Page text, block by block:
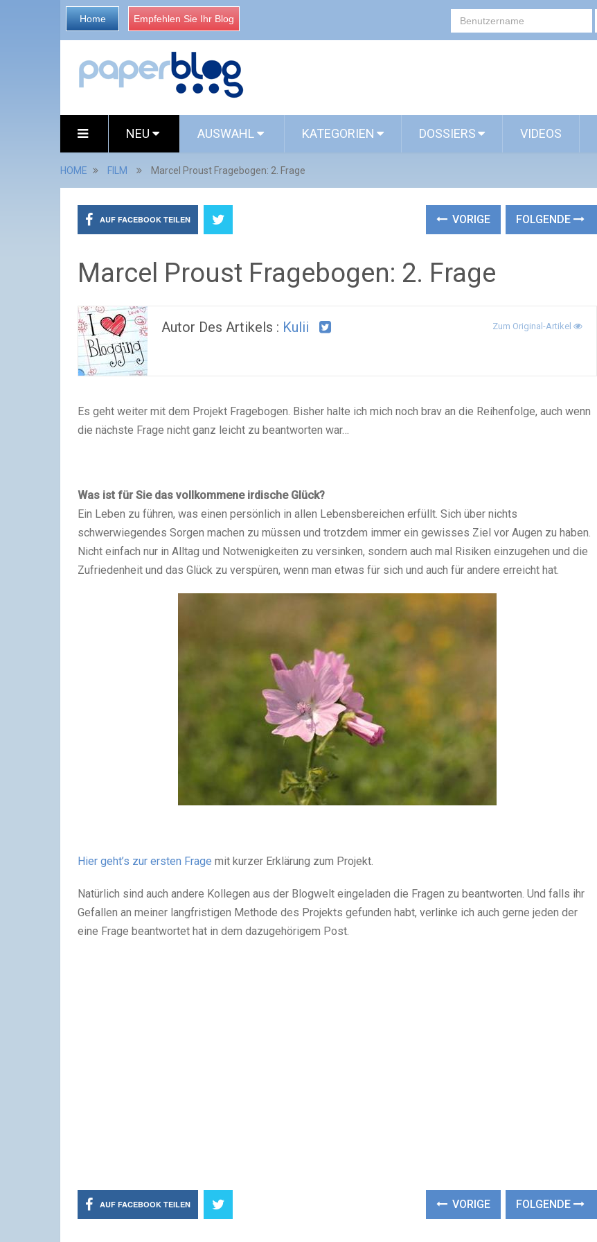
Home Empfehlen Sie Ihr Blog
NEU AUSWAHL KATEGORIEN DOSSIERS VIDEOS
HOME FILM Marcel Proust Fragebogen: 2. Frage
AUF FACEBOOK TEILEN VORIGE FOLGENDE
Marcel Proust Fragebogen: 2. Frage
Autor Des Artikels : Kulii Zum Original-Artikel
Es geht weiter mit dem Projekt Fragebogen. Bisher halte ich mich noch brav an die Reihenfolge, auch wenn
die nächste Frage nicht ganz leicht zu beantworten war…
Was ist für Sie das vollkommene irdische Glück?
Ein Leben zu führen, was einen persönlich in allen Lebensbereichen erfüllt. Sich über nichts
schwerwiegendes Sorgen machen zu müssen und trotzdem immer ein gewisses Ziel vor Augen zu haben.
Nicht einfach nur in Alltag und Notwenigkeiten zu versinken, sondern auch mal Risiken einzugehen und die
Zufriedenheit und das Glück zu verspüren, wenn man etwas für sich und auch für andere erreicht hat.
Hier geht’s zur ersten Frage mit kurzer Erklärung zum Projekt.
Natürlich sind auch andere Kollegen aus der Blogwelt eingeladen die Fragen zu beantworten. Und falls ihr
Gefallen an meiner langfristigen Methode des Projekts gefunden habt, verlinke ich auch gerne jeden der
eine Frage beantwortet hat in dem dazugehörigem Post.
AUF FACEBOOK TEILEN VORIGE FOLGENDE